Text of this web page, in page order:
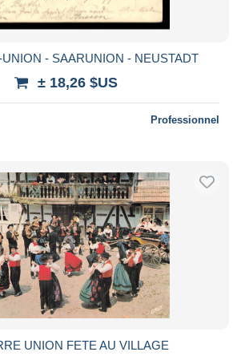
- SAARUNION - NEUSTADT
± 18,26 $US
Professionnel
UNION FETE AU VILLAGE